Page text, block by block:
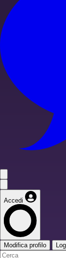
Accedi
Modifica profilo